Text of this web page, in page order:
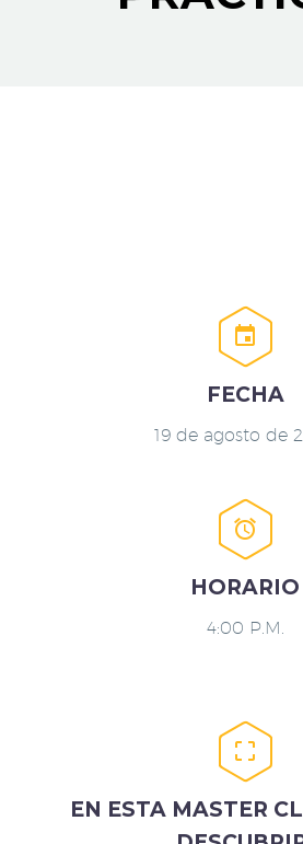


FECHA
19 de agosto de


HORARIO
4:00 P.M.


EN ESTA MASTER